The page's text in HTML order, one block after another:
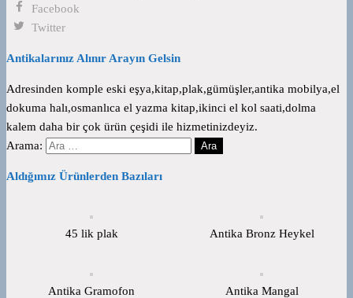
Facebook
Twitter
Antikalarınız Alınır Arayın Gelsin
Adresinden komple eski eşya,kitap,plak,gümüşler,antika mobilya,el
dokuma halı,osmanlıca el yazma kitap,ikinci el kol saati,dolma
kalem daha bir çok ürün çeşidi ile hizmetinizdeyiz.
Arama:
Aldığımız Ürünlerden Bazıları
45 lik plak Antika Bronz Heykel
Antika Gramofon Antika Mangal